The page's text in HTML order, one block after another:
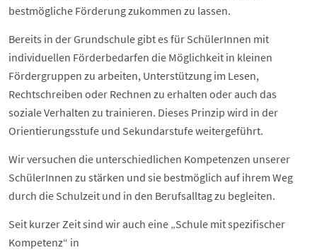
bestmögliche Förderung zukommen zu lassen.
Bereits in der Grundschule gibt es für SchülerInnen mit
individuellen Förderbedarfen die Möglichkeit in kleinen
Fördergruppen zu arbeiten, Unterstützung im Lesen,
Rechtschreiben oder Rechnen zu erhalten oder auch das
soziale Verhalten zu trainieren. Dieses Prinzip wird in der
Orientierungsstufe und Sekundarstufe weitergeführt.
Wir versuchen die unterschiedlichen Kompetenzen unserer
SchülerInnen zu stärken und sie bestmöglich auf ihrem Weg
durch die Schulzeit und in den Berufsalltag zu begleiten.
Seit kurzer Zeit sind wir auch eine „Schule mit spezifischer
Kompetenz“ in